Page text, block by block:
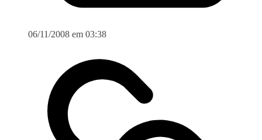
06/11/2008 em 03:38